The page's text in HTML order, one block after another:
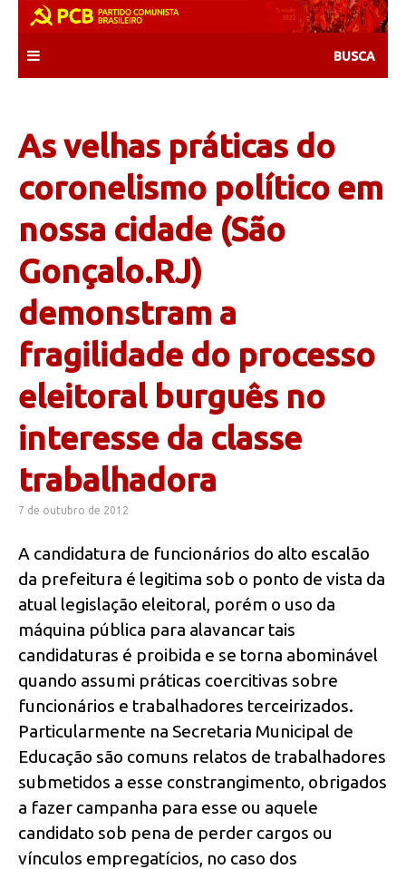
content
As velhas práticas do
coronelismo político em
nossa cidade (São
Gonçalo.RJ)
demonstram a
fragilidade do processo
eleitoral burguês no
interesse da classe
trabalhadora
7 de outubro de 2012
A candidatura de funcionários do alto escalão
da prefeitura é legitima sob o ponto de vista da
atual legislação eleitoral, porém o uso da
máquina pública para alavancar tais
candidaturas é proibida e se torna abominável
quando assumi práticas coercitivas sobre
funcionários e trabalhadores terceirizados.
Particularmente na Secretaria Municipal de
Educação são comuns relatos de trabalhadores
submetidos a esse constrangimento, obrigados
a fazer campanha para esse ou aquele
candidato sob pena de perder cargos ou
vínculos empregatícios, no caso dos